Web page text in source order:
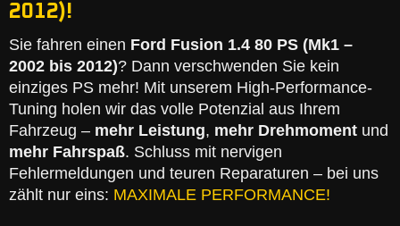
2012)!
Sie fahren einen Ford Fusion 1.4 80 PS (Mk1 –
2002 bis 2012)? Dann verschwenden Sie kein
einziges PS mehr! Mit unserem High-Performance-
Tuning holen wir das volle Potenzial aus Ihrem
Fahrzeug – mehr Leistung, mehr Drehmoment und
mehr Fahrspaß. Schluss mit nervigen
Fehlermeldungen und teuren Reparaturen – bei uns
zählt nur eins: MAXIMALE PERFORMANCE!